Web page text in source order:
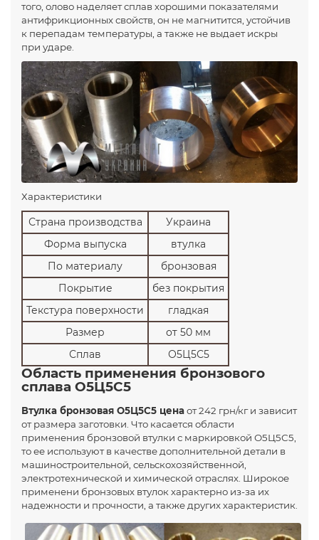
того, олово наделяет сплав хорошими показателями
антифрикционных свойств, он не магнитится, устойчив
к перепадам температуры, а также не выдает искры
при ударе.
Характеристики
Страна производства
Украина
Форма выпуска
втулка
По материалу
бронзовая
Покрытие
без покрытия
Текстура поверхности
гладкая
Размер
от 50 мм
Сплав
О5Ц5С5
Область применения бронзового
сплава О5Ц5С5
Втулка бронзовая О5Ц5С5 ценаот 242 грн/кг и зависит
от размера заготовки. Что касается области
применения бронзовой втулки с маркировкой О5Ц5С5,
то ее используют в качестве дополнительной детали в
машиностроительной, сельскохозяйственной,
электротехнической и химической отраслях. Широкое
применени бронзовых втулок характерно из-за их
надежности и прочности, а также других характеристик.